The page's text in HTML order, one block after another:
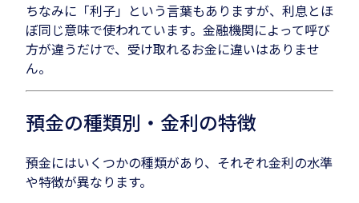
ちなみに「利子」という言葉もありますが、利息とほ
ぼ同じ意味で使われています。金融機関によって呼び
方が違うだけで、受け取れるお金に違いはありませ
ん。
預金の種類別・金利の特徴
預金にはいくつかの種類があり、それぞれ金利の水準
や特徴が異なります。